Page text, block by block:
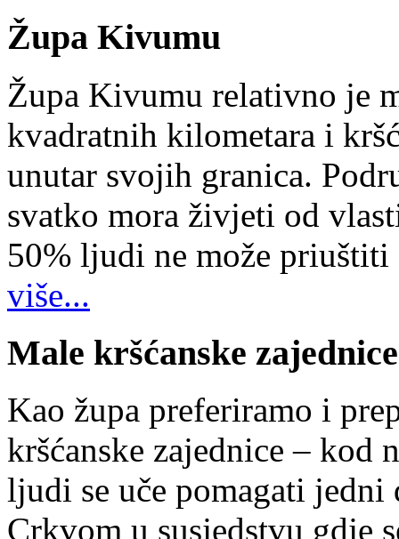
Župa Kivumu
Župa Kivumu relativno je
kvadratnih kilometara i
unutar svojih granica.
svatko mora živjeti od
50% ljudi ne može
više...
Male kršćanske zajednice
Kao župa preferiramo i
kršćanske zajednice – kod
ljudi se uče pomagati
Crkvom u susjedstvu gdje